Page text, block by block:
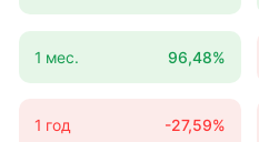
1 мес. 96,48%
1 год -27,59%